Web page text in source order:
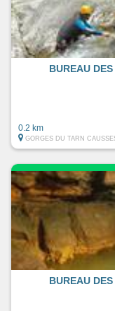
BUREAU
0.2 km
GORGES DU TARN
BUREAU